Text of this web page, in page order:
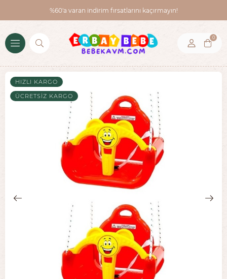
%60'a varan indirim fırsatlarını kaçırmayın!
0
HIZLI KARGO
ÜCRETSIZ KARGO